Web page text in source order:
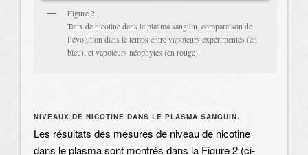
Figure 2
Taux de nicotine dans le plasma sanguin, comparaison de
l’évolution dans le temps entre vapoteurs expérimentés (en
bleu), et vapoteurs néophytes (en rouge).
NIVEAUX DE NICOTINE DANS LE PLASMA SANGUIN.
Les résultats des mesures de niveau de nicotine
dans le plasma sont montrés dans la Figure 2 (ci-